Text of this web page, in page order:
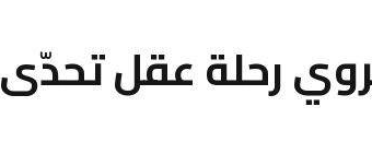
رحلة عقل تحدّى